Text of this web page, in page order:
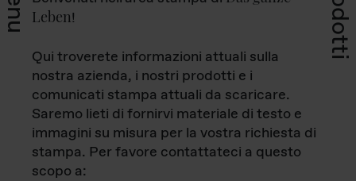
Leben!
Qui troverete informazioni attuali sulla
nostra azienda, i nostri prodotti e i
comunicati stampa attuali da scaricare.
Saremo lieti di fornirvi materiale di testo e
immagini su misura per la vostra richiesta di
stampa. Per favore contattateci a questo
scopo a: